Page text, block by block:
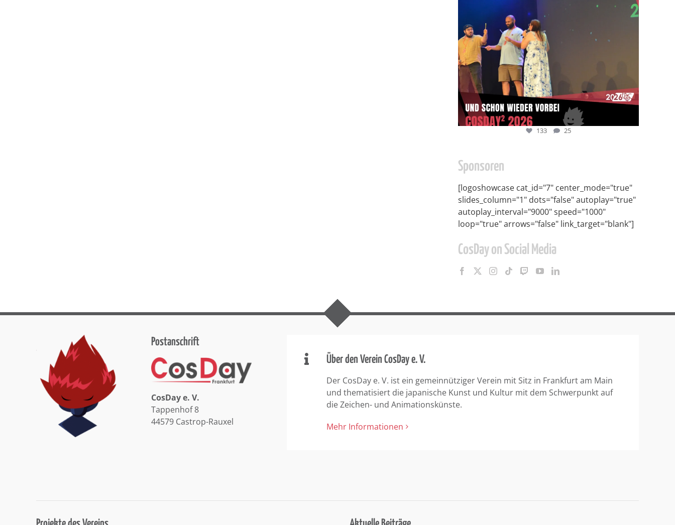
133 25
Sponsoren
[logoshowcase cat_id="7" center_mode="true"
slides_column="1" dots="false" autoplay="true"
autoplay_interval="9000" speed="1000"
loop="true" arrows="false" link_target="blank"]
CosDay on Social Media
Postanschrift
CosDay e. V.
Tappenhof 8
44579 Castrop-Rauxel
Über den Verein CosDay e. V.
Der CosDay e. V. ist ein gemeinnütziger Verein mit Sitz in Frankfurt am Main
und thematisiert die japanische Kunst und Kultur mit dem Schwerpunkt auf
die Zeichen- und Animationskünste.
Mehr Informationen